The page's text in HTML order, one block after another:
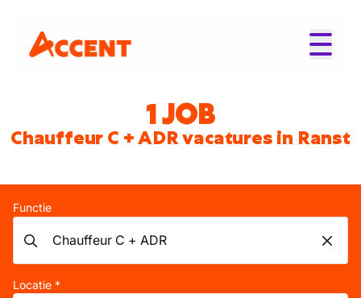
1 JOB
Chauffeur C + ADR vacatures in Ranst
Functie
Locatie *